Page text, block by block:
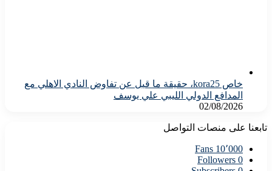
خاص kora25، حقيقة ما قيل عن تفاوض النادي الاهلي مع
المدافع الدولي الليبي علي يوسف
02/08/2026
تابعنا على منصات التواصل
10٬000 Fans
0
Followers